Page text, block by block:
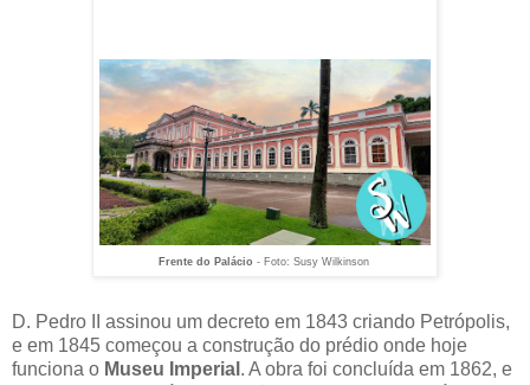
Frente do Palácio - Foto: Susy Wilkinson
D. Pedro II assinou um decreto em 1843 criando Petrópolis,
e em 1845 começou a construção do prédio onde hoje
funciona o Museu Imperial . A obra foi concluída em 1862, e